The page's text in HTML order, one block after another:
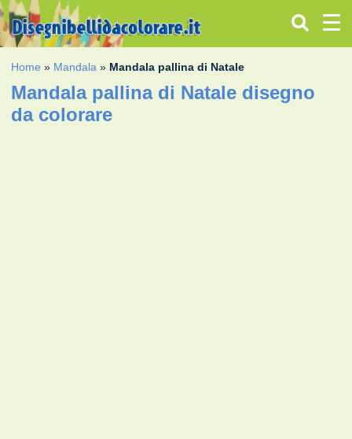
Home » Mandala » Mandala pallina di Natale
Mandala pallina di Natale disegno
da colorare